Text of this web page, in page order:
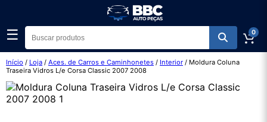
☰ 0
Início / Loja / Aces. de Carros e Caminhonetes / Interior / Moldura Coluna
Traseira Vidros L/e Corsa Classic 2007 2008